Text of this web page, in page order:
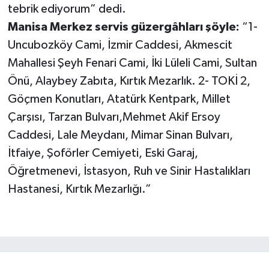
tebrik ediyorum” dedi.
Manisa Merkez servis güzergâhları şöyle: “1-
Uncubozköy Cami, İzmir Caddesi, Akmescit
Mahallesi Şeyh Fenari Cami, İki Lüleli Cami, Sultan
Önü, Alaybey Zabıta, Kırtık Mezarlık. 2- TOKİ 2,
Göçmen Konutları, Atatürk Kentpark, Millet
Çarşısı, Tarzan Bulvarı,Mehmet Akif Ersoy
Caddesi, Lale Meydanı, Mimar Sinan Bulvarı,
İtfaiye, Şoförler Cemiyeti, Eski Garaj,
Öğretmenevi, İstasyon, Ruh ve Sinir Hastalıkları
Hastanesi, Kırtık Mezarlığı.”